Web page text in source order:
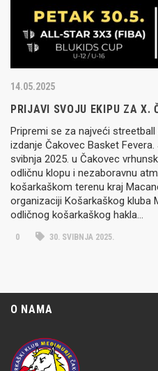
14.05.2025
PRIJAVI SVOJU EKIPU ZA X.
Pripremi se za najveći
izdanje Čakovec Basket
svibnja 2025. u Čakovec
odličnu klopu i nezaboravnu
košarkaškom terenu kraj
organizaciji Košarkaškog kluba
odličnog košarkaškog hakla…
0 30. SVIBNJA 2025.
O NAMA